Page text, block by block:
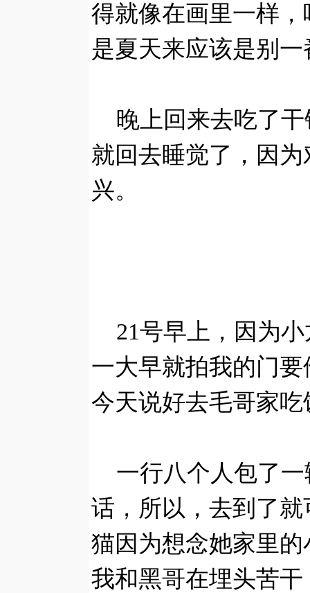
得就像在画里一样
是夏天来应该是别
晚上回来去吃了干
就回去睡觉了，因
兴。
21号早上，因为小
一大早就拍我的门
今天说好去毛哥家
一行八个人包了一
话，所以，去到了
猫因为想念她家里
我和黑哥在埋头苦